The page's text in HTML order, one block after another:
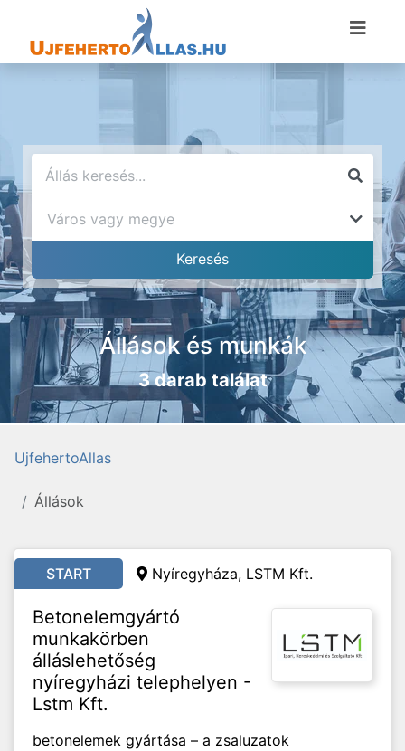
Állások és munkák
3 darab találat
UjfehertoAllas
Állások
START Nyíregyháza, LSTM Kft.
Betonelemgyártó
munkakörben
álláslehetőség
nyíregyházi telephelyen -
Lstm Kft.
betonelemek gyártása – a zsaluzatok